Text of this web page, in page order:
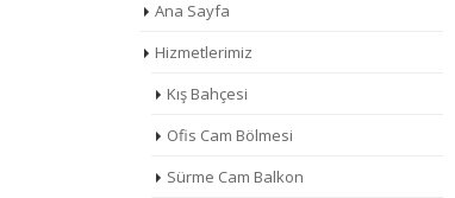
Ana Sayfa
Hizmetlerimiz
Kış Bahçesi
Ofis Cam Bölmesi
Sürme Cam Balkon